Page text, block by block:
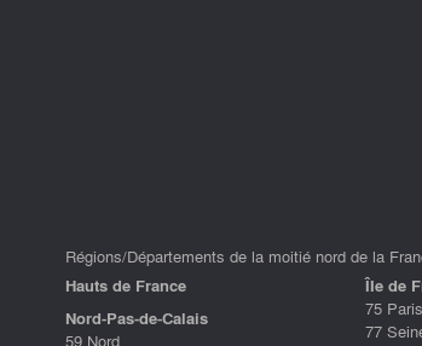
Régions/Départements de la moitié nord de la
Hauts de France
Nord-Pas-de-Calais
59 Nord
ÎIe de
75 Paris
77